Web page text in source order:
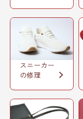
スニーカー
の修理